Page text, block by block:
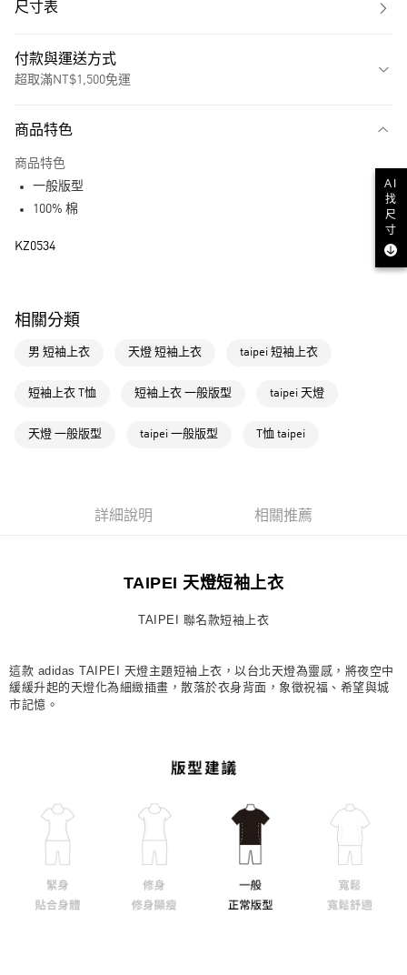
尺寸表
付款與運送方式
超取滿NT$1,500免運
LINE Pay
街口支付
全家取貨付款
每筆NT$80，滿NT$1,500(含以上)免運費
每筆NT$80，滿NT$1,500(含以上)免運費
萊爾富取貨付款
每筆NT$80，滿NT$1,500(含以上)免運費
每筆NT$80，滿NT$1,500(含以上)免運費
宅配
每筆NT$80，滿NT$1,500(含以上)免運費
商品特色
商品特色
一般版型
100% 棉
KZ0534
相關分類
男 短袖上衣 天燈 短袖上衣 taipei 短袖上衣
短袖上衣 T恤 短袖上衣 一般版型 taipei 天燈
天燈 一般版型 taipei 一般版型 T恤 taipei
詳細說明 相關推薦
TAIPEI 天燈短袖上衣
TAIPEI 聯名款短袖上衣
這款 adidas TAIPEI 天燈主題短袖上衣，以台北天燈為靈感，將夜空中
緩緩升起的天燈化為細緻插畫，散落於衣身背面，象徵祝福、希望與城
市記憶。
AI
找
尺
寸